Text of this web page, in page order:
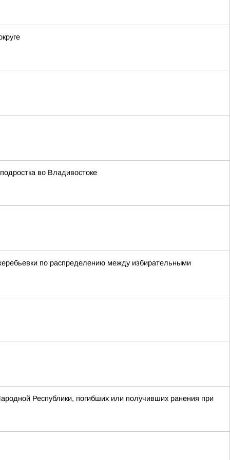
во Владивостоке
по распределению между избирательными
Республики, погибших или получивших ранения при